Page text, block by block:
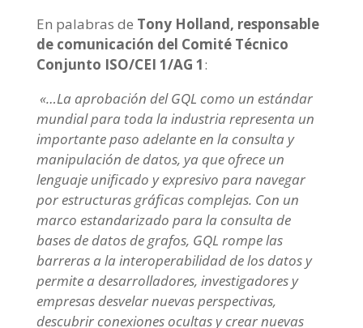
En palabras de Tony Holland, responsable
de comunicación del Comité Técnico
Conjunto ISO/CEI 1/AG 1:
«…La aprobación del GQL como un estándar
mundial para toda la industria representa un
importante paso adelante en la consulta y
manipulación de datos, ya que ofrece un
lenguaje unificado y expresivo para navegar
por estructuras gráficas complejas. Con un
marco estandarizado para la consulta de
bases de datos de grafos, GQL rompe las
barreras a la interoperabilidad de los datos y
permite a desarrolladores, investigadores y
empresas desvelar nuevas perspectivas,
descubrir conexiones ocultas y crear nuevas